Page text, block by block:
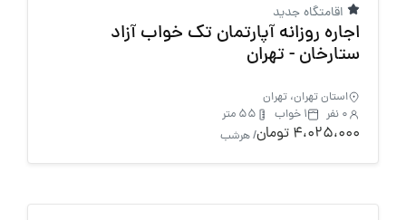
اقامتگاه جدید
اجاره روزانه آپارتمان تک خواب آزاد
ستارخان - تهران
استان تهران، تهران
0 نفر
1 خواب 55 متر
4،025،000 تومان / هرشب